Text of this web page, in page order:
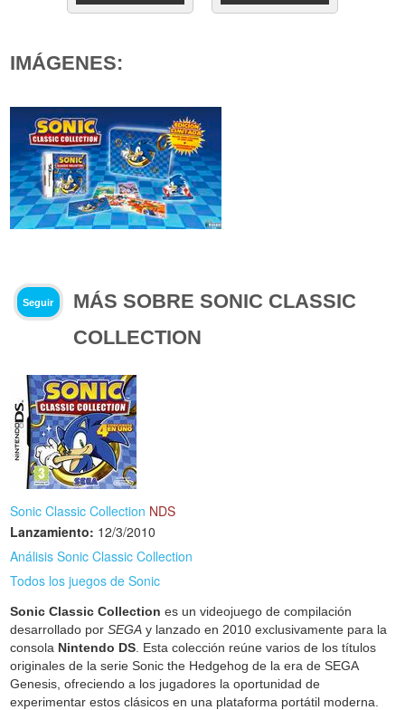
IMÁGENES:
Seguir
MÁS SOBRE SONIC CLASSIC
COLLECTION
Sonic Classic Collection NDS
Lanzamiento: 12/3/2010
Análisis Sonic Classic Collection
Todos los juegos de Sonic
Sonic Classic Collection es un videojuego de compilación
desarrollado porSEGA y lanzado en 2010 exclusivamente para la
consola Nintendo DS . Esta colección reúne varios de los títulos
originales de la serie Sonic the Hedgehog de la era de SEGA
Genesis, ofreciendo a los jugadores la oportunidad de
experimentar estos clásicos en una plataforma portátil moderna.